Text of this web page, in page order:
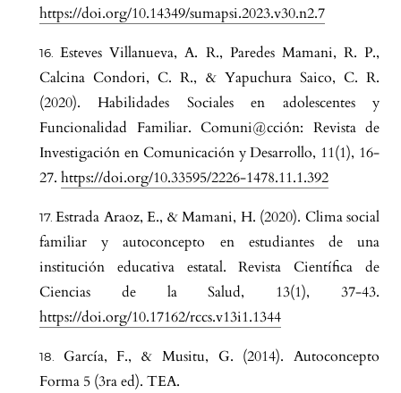
https://doi.org/10.14349/sumapsi.2023.v30.n2.7
Esteves Villanueva, A. R., Paredes Mamani, R. P.,
Calcina Condori, C. R., & Yapuchura Saico, C. R.
(2020). Habilidades Sociales en adolescentes y
Funcionalidad Familiar. Comuni@cción: Revista de
Investigación en Comunicación y Desarrollo, 11(1), 16-
27. https://doi.org/10.33595/2226-1478.11.1.392
Estrada Araoz, E., & Mamani, H. (2020). Clima social
familiar y autoconcepto en estudiantes de una
institución educativa estatal. Revista Científica de
Ciencias de la Salud, 13(1), 37-43.
https://doi.org/10.17162/rccs.v13i1.1344
García, F., & Musitu, G. (2014). Autoconcepto
Forma 5 (3ra ed). TEA.